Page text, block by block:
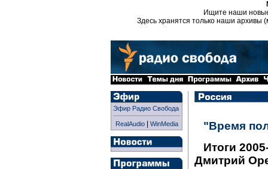
Ищите наши
Здесь хранятся только наши архивы
Эфир Радио Свобода
RealAudio| WinMedia
"Время
Итоги
Дмитрий